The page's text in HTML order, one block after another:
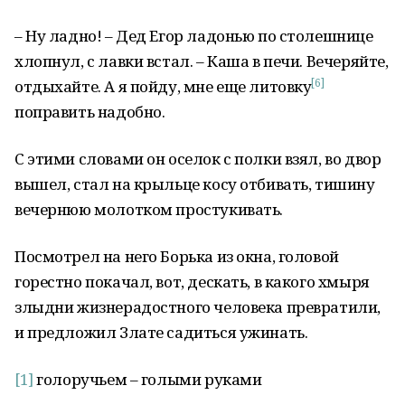
– Ну ладно! – Дед Егор ладонью по столешнице
хлопнул, с лавки встал. – Каша в печи. Вечеряйте,
отдыхайте. А я пойду, мне еще литовку[6]
поправить надобно.
С этими словами он оселок с полки взял, во двор
вышел, стал на крыльце косу отбивать, тишину
вечернюю молотком простукивать.
Посмотрел на него Борька из окна, головой
горестно покачал, вот, дескать, в какого хмыря
злыдни жизнерадостного человека превратили,
и предложил Злате садиться ужинать.
[1]голоручьем – голыми руками